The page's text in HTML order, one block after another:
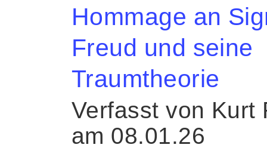
Hommage an
Freud und seine
Traumtheorie
Verfasst von Kurt
am 08.01.26